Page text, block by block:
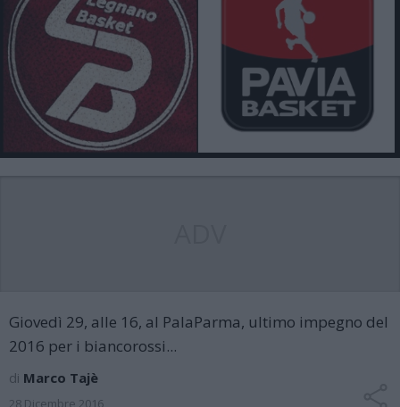
Giovedì 29, alle 16, al PalaParma, ultimo impegno del
2016 per i biancorossi...
di Marco Tajè
28 Dicembre 2016